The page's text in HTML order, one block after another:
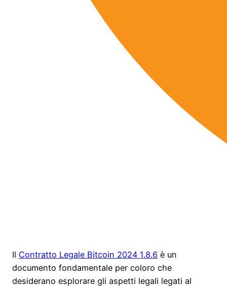
Il Contratto Legale Bitcoin 2024 1.8.6 è un
documento fondamentale per coloro che
desiderano esplorare gli aspetti legali legati al